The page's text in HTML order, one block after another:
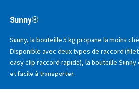
Sunny®
Sunny, la bouteille 5 kg propane la moins
Disponible avec deux types de raccord
easy clip raccord rapide), la bouteille
et facile à transporter.